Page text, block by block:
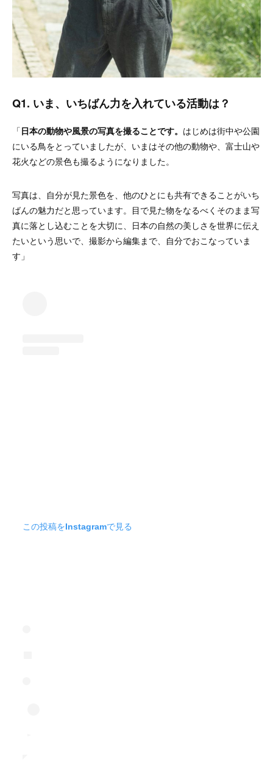
Q1. いま、いちばん力を入れている活動は？
「日本の動物や風景の写真を撮ることです。 はじめは街中や公園
にいる鳥をとっていましたが、いまはその他の動物や、富士山や
花火などの景色も撮るようになりました。
写真は、自分が見た景色を、他のひとにも共有できることがいち
ばんの魅力だと思っています。目で見た物をなるべくそのまま写
真に落とし込むことを大切に、日本の自然の美しさを世界に伝え
たいという思いで、撮影から編集まで、自分でおこなっていま
す」
この投稿をInstagramで見る